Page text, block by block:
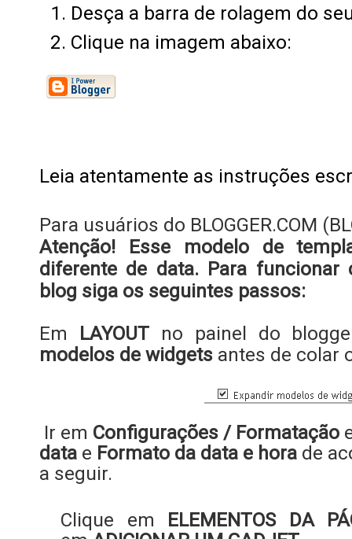
Desça a barra de rolagem do
Clique na imagem abaixo:
Leia atentamente as instruções
Para usuários do BLOGGER.COM
Atenção! Esse modelo de
diferente de data. Para funcionar
blog siga os seguintes passos:
Em LAYOUTno painel do
modelos de widgets antes de colar
Ir em Configurações / Formatação
data e Formato da data e hora de
a seguir.
Clique em ELEMENTOS DA